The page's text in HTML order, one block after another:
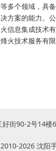
多个领域，具
方案的能力。
信息集成技术
火技术服务有
好街90-2号14楼
2026 沈阳